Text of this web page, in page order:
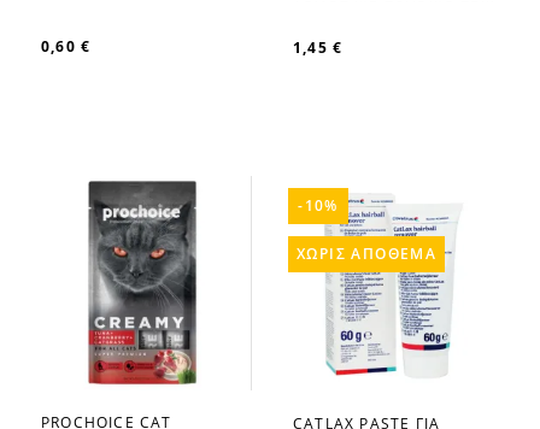
0,60 € 1,45 €
PROCHOICE CAT
CATLAX PASTE ΓΙΑ
-10%
ΧΩΡΊΣ ΑΠΌΘΕΜΑ